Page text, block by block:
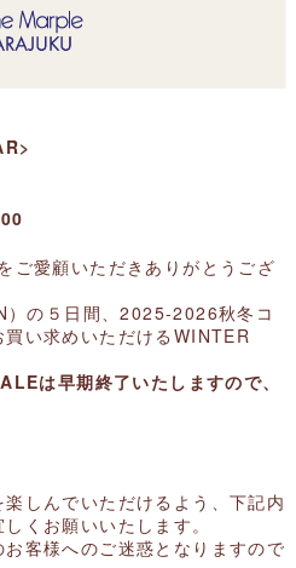
愛顧いただきありがとうござ
の５日間、2025-2026秋冬コ
買い求めいただけるWINTER
は早期終了いたしますので、
しんでいただけるよう、 下記内
くお願いいたします。
お客様へのご迷惑となりますので